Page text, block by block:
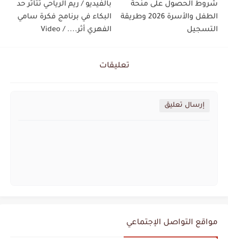
شروط الحصول على منحة
الطفل والأسرة 2026 وطريقة
التسجيل
بالفيديو / ريم الرياحي تتأثر حد
البكاء في برنامج فكرة سامي
الفهري أثر.... / Video
تعليقات
إرسال تعليق
مواقع التواصل الإجتماعي